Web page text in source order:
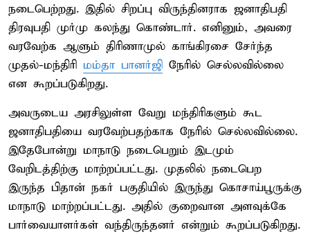
நடைபெற்றது. இதில் சிறப்பு விருந்தினராக ஜனாதிபதி
திரவுபதி முர்மு கலந்து கொண்டார். எனினும், அவரை
வரவேற்க ஆளும் திரிணாமுல் காங்கிரசை சேர்ந்த
முதல்-மந்திரி மம்தா பானர்ஜி நேரில் செல்லவில்லை
என கூறப்படுகிறது.
அவருடைய அரசிலுள்ள வேறு மந்திரிகளும் கூட
ஜனாதிபதியை வரவேற்பதற்காக நேரில் செல்லவில்லை.
இதேபோன்று மாநாடு நடைபெறும் இடமும்
வேறிடத்திற்கு மாற்றப்பட்டது. முதலில் நடைபெற
இருந்த பிதான் நகர் பகுதியில் இருந்து கொசாய்பூருக்கு
மாநாடு மாற்றப்பட்டது. அதில் குறைவான அளவுக்கே
பார்வையாளர்கள் வந்திருந்தனர் என்றும் கூறப்படுகிறது.